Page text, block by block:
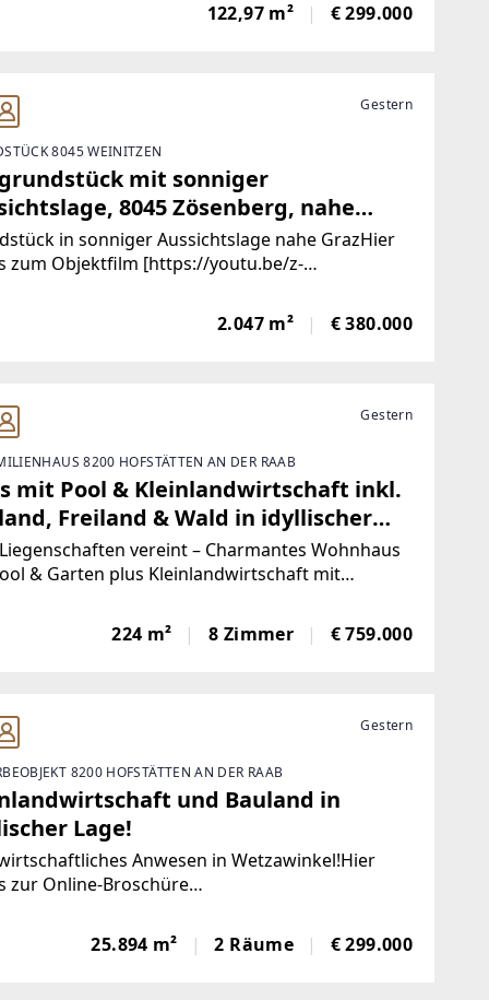
122,97 m² € 299.000
Gestern
8045 WEINITZEN
mit sonniger
8045 Zösenberg, nahe
in sonniger Aussichtslage nahe GrazHier
zum Objektfilm [https://youtu.be/z-
eine Gesamtfläche von ca. 2.047 m² und ist als
Wohngebiet mit einer Baudichte von
2.047 m² € 380.000
Gestern
8200 HOFSTÄTTEN AN DER RAAB
mit Pool & Kleinlandwirtschaft inkl.
Freiland & Wald in idyllischer
vereint – Charmantes Wohnhaus
& Garten plus Kleinlandwirtschaft mit
zum Objektfilm
youtu.be/vSrXiORCY1g]Hier geht’s zur Online-
224 m² 8 Zimmer € 759.000
Gestern
8200 HOFSTÄTTEN AN DER RAAB
und Bauland in
Lage!
Anwesen in Wetzawinkel!Hier
zur Online-Broschüre
FF06-4535-88E4-
mobile/index.php]Dieses
25.894 m² 2 Räume € 299.000